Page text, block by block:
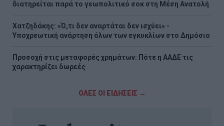
διατηρείται παρά το γεωπολιτικό σοκ στη Μέση Ανατολή
Χατζηδάκης: «Ό,τι δεν αναρτάται δεν ισχύει» -
Υποχρεωτική ανάρτηση όλων των εγκυκλίων στο Δημόσιο
Προσοχή στις μεταφορές χρημάτων: Πότε η ΑΑΔΕ τις
χαρακτηρίζει δωρεές
ΟΛΕΣ ΟΙ ΕΙΔΗΣΕΙΣ →